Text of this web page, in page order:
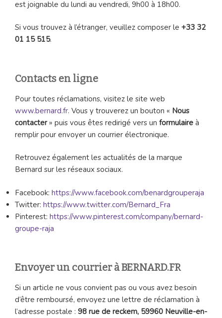
est joignable du lundi au vendredi, 9h00 à 18h00.
Si vous trouvez à l’étranger, veuillez composer le +33 32
01 15 515.
Contacts en ligne
Pour toutes réclamations, visitez le site web
www.bernard.fr. Vous y trouverez un bouton « Nous
contacter» puis vous êtes redirigé vers un formulaire à
remplir pour envoyer un courrier électronique.
Retrouvez également les actualités de la marque
Bernard sur les réseaux sociaux.
Facebook: https://www.facebook.com/benardgrouperaja
Twitter: https://www.twitter.com/Bernard_Fra
Pinterest: https://www.pinterest.com/company/bernard-
groupe-raja
Envoyer un courrier à BERNARD.FR
Si un article ne vous convient pas ou vous avez besoin
d’être remboursé, envoyez une lettre de réclamation à
l’adresse postale : 98 rue de reckem, 59960 Neuville-en-